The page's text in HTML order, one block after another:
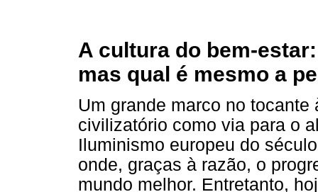
A cultura do bem-
mas qual é mesmo a
Um grande marco no
civilizatório como via para o
Iluminismo europeu do
onde, graças à razão, o
mundo melhor. Entretanto,